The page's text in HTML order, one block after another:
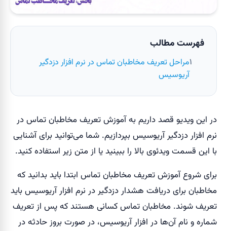
فهرست مطالب
مراحل تعریف مخاطبان تماس در نرم افزار دزدگیر
آریوسیس
در این ویدیو قصد داریم به آموزش تعریف مخاطبان تماس در
نرم افزار دزدگیر آریوسیس بپردازیم. شما می‌‎توانید برای آشنایی
با این قسمت ویدئوی بالا را ببینید یا از متن زیر استفاده کنید.
برای شروع آموزش تعریف مخاطبان تماس ابتدا باید بدانید که
مخاطبان برای دریافت هشدار دزدگیر در نرم افزار آریوسیس باید
تعریف شوند. مخاطبان تماس کسانی هستند که پس از تعریف
شماره و نام آن‌ها در افزار آریوسیس، در صورت بروز حادثه در